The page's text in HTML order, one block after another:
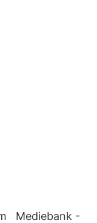
Mediebank -